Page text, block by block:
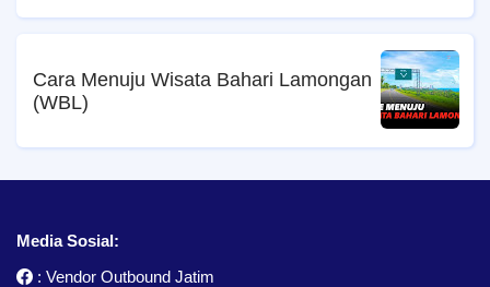
Cara Menuju Wisata Bahari Lamongan
(WBL)
Media Sosial:
: Vendor Outbound Jatim